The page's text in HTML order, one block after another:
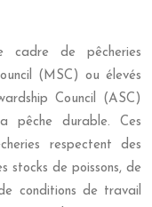
cadre de pêcheries
(MSC) ou élevés
Council (ASC)
pêche durable. Ces
respectent des
stocks de poissons, de
conditions de travail